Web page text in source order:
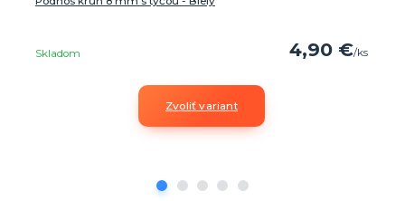
4,90 €/ks
Skladom
Zvoliť variant